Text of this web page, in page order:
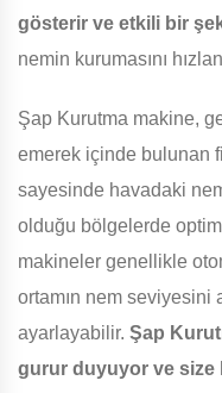
gösterir ve etkili bir
nemin kurumasını
Şap Kurutma makine,
emerek içinde bulunan
sayesinde havadaki
olduğu bölgelerde
makineler genellikle
ortamın nem seviyesini
ayarlayabilir. Şap
gurur duyuyor ve size